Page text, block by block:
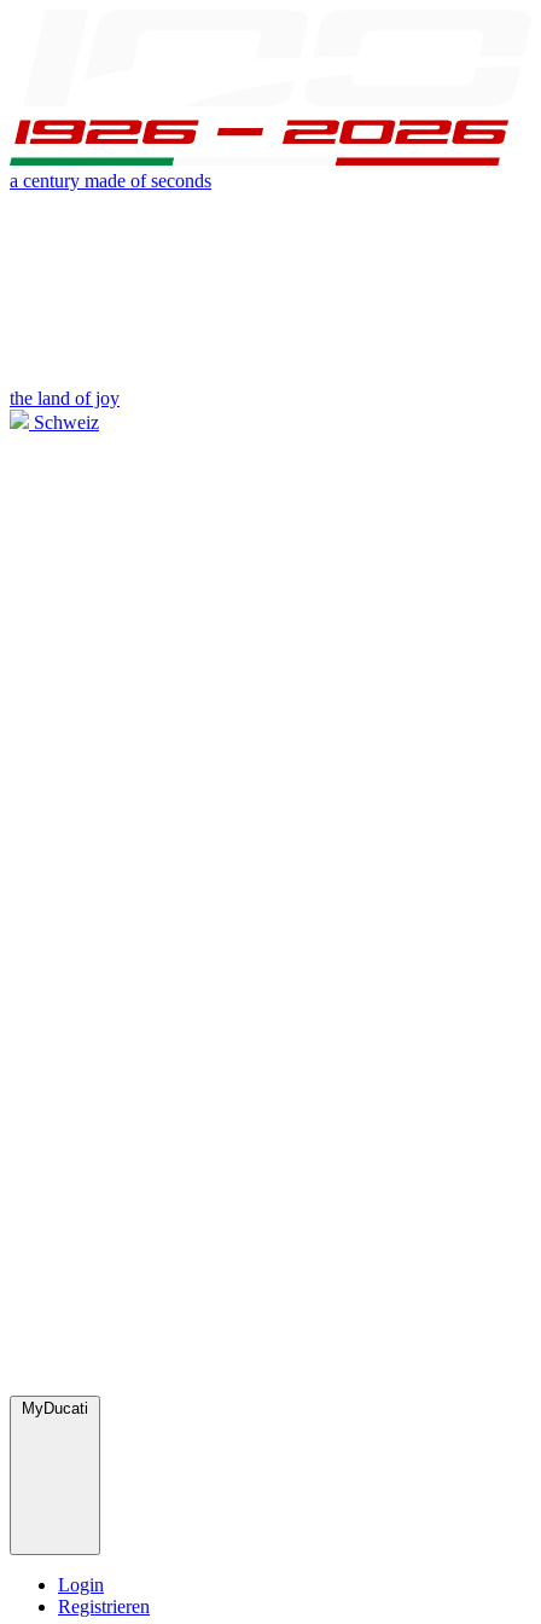
a century made of seconds
the land of joy
Schweiz
MyDucati
Login
Registrieren